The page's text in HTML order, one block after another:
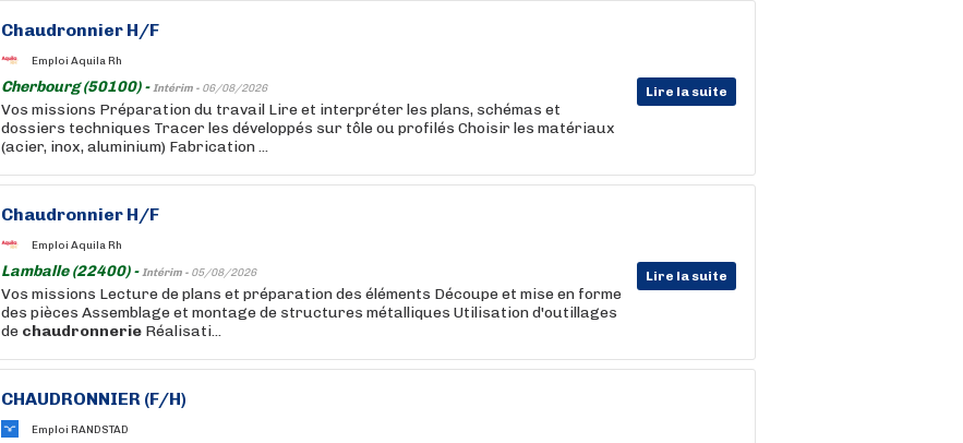
Chaudronnier H/F
Emploi Aquila Rh
Cherbourg (50100) -Intérim - 06/08/2026 Lire la suite
Vos missions Préparation du travail Lire et interpréter les plans, schémas et
dossiers techniques Tracer les développés sur tôle ou profilés Choisir les matériaux
(acier, inox, aluminium) Fabrication ...
Chaudronnier H/F
Emploi Aquila Rh
Lamballe (22400) -Intérim - 05/08/2026 Lire la suite
Vos missions Lecture de plans et préparation des éléments Découpe et mise en forme
des pièces Assemblage et montage de structures métalliques Utilisation d'outillages
de chaudronnerie Réalisati...
CHAUDRONNIER (F/H)
Emploi RANDSTAD